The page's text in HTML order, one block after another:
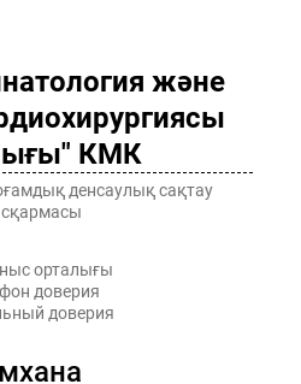
және
КМК
денсаулық сақтау
орталығы
доверия
доверия